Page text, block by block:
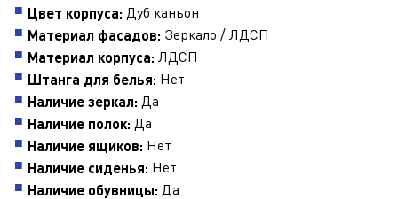
Цвет корпуса: Дуб каньон
Материал фасадов: Зеркало / ЛДСП
Материал корпуса: ЛДСП
Штанга для белья: Нет
Наличие зеркал: Да
Наличие полок: Да
Наличие ящиков: Нет
Наличие сиденья: Нет
Наличие обувницы: Да